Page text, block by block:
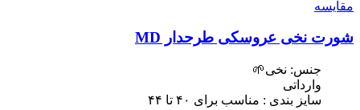
مقایسه
شورت نخی عروسکی طرحدار MD
جنس: نخی🌱
وارداتی
سایز بندی : مناسب برای ۴٠ تا ۴۴